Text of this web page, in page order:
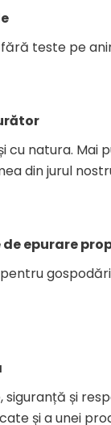
teste pe
cu natura. Mai
din jurul
epurare
siguranță și
și a unei